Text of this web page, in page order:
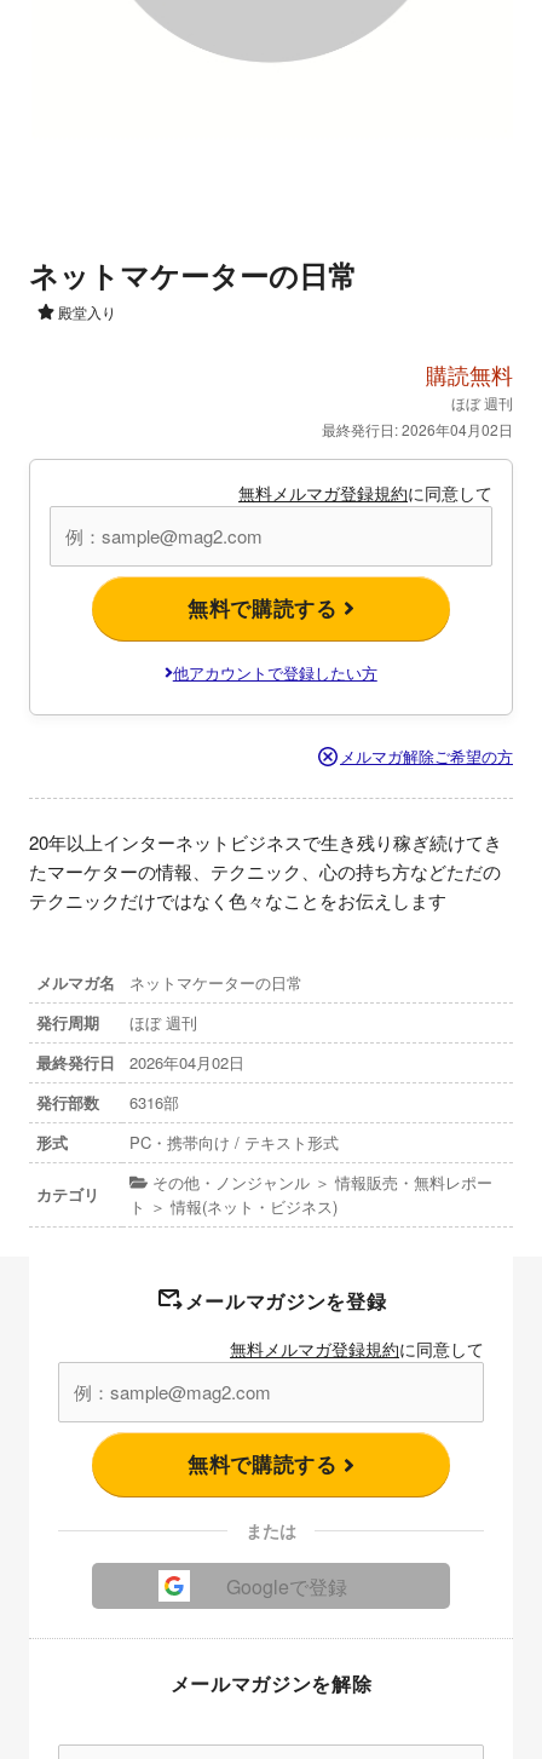
ネットマケーターの日常
殿堂入り
購読無料
ほぼ 週刊
最終発行日: 2026年04月02日
無料メルマガ登録規約に同意して
無料で購読する
他アカウントで登録したい方
メルマガ解除ご希望の方
20年以上インターネットビジネスで生き残り稼ぎ続けてき
たマーケターの情報、テクニック、心の持ち方などただの
テクニックだけではなく色々なことをお伝えします
メルマガ名
ネットマケーターの日常
発行周期
ほぼ 週刊
最終発行日
2026年04月02日
発行部数
6316部
形式
PC・携帯向け / テキスト形式
カテゴリ
その他・ノンジャンル ＞ 情報販売・無料レポー
ト ＞ 情報(ネット・ビジネス)
メールマガジンを登録
無料メルマガ登録規約に同意して
無料で購読する
または
Googleで登録
メールマガジンを解除